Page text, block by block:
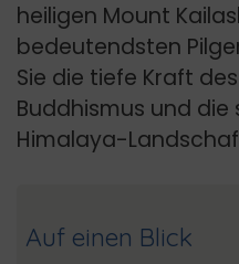
heiligen Mount
bedeutendsten
Sie die tiefe Kraft
Buddhismus und die
Himalaya-
Auf einen Blick